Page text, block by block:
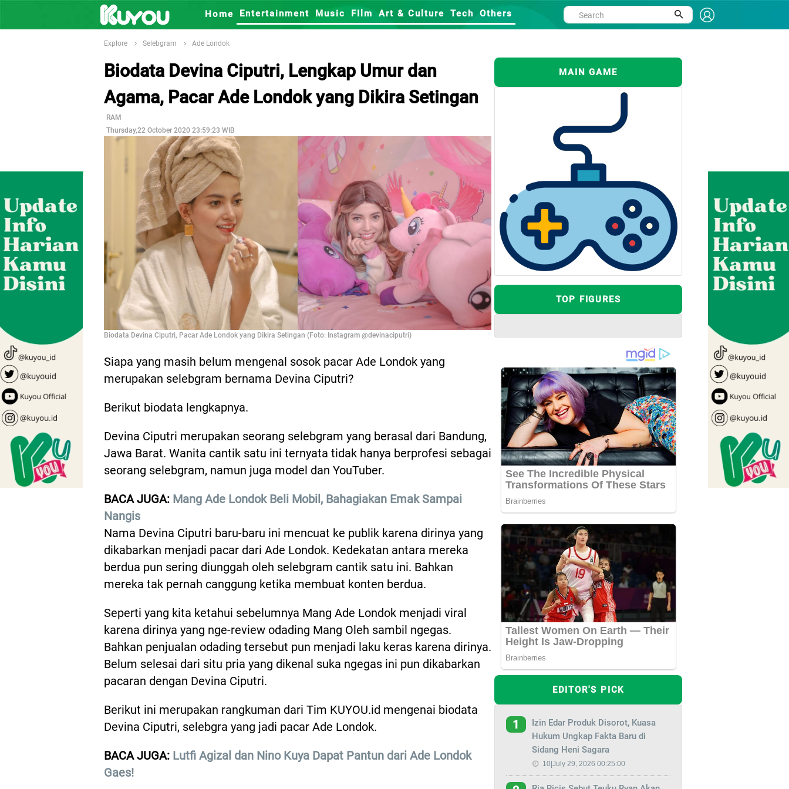
Home Entertainment Music FIlm Art & Culture Tech Others
Explore Selebgram Ade Londok
Biodata Devina Ciputri, Lengkap Umur dan
Agama, Pacar Ade Londok yang Dikira Setingan
RAM
Thursday,22 October 2020 23:59:23 WIB
Biodata Devina Ciputri, Pacar Ade Londok yang Dikira Setingan (Foto: Instagram @devinaciputri)
Siapa yang masih belum mengenal sosok pacar Ade Londok yang
merupakan selebgram bernama Devina Ciputri?
Berikut biodata lengkapnya.
Devina Ciputri merupakan seorang selebgram yang berasal dari Bandung,
Jawa Barat. Wanita cantik satu ini ternyata tidak hanya berprofesi sebagai
seorang selebgram, namun juga model dan YouTuber.
BACA JUGA: Mang Ade Londok Beli Mobil, Bahagiakan Emak Sampai
Nangis
Nama Devina Ciputri baru-baru ini mencuat ke publik karena dirinya yang
dikabarkan menjadi pacar dari Ade Londok. Kedekatan antara mereka
berdua pun sering diunggah oleh selebgram cantik satu ini. Bahkan
mereka tak pernah canggung ketika membuat konten berdua.
Seperti yang kita ketahui sebelumnya Mang Ade Londok menjadi viral
karena dirinya yang nge-review odading Mang Oleh sambil ngegas.
Bahkan penjualan odading tersebut pun menjadi laku keras karena dirinya.
Belum selesai dari situ pria yang dikenal suka ngegas ini pun dikabarkan
pacaran dengan Devina Ciputri.
Berikut ini merupakan rangkuman dari Tim KUYOU.id mengenai biodata
Devina Ciputri, selebgra yang jadi pacar Ade Londok.
BACA JUGA: Lutfi Agizal dan Nino Kuya Dapat Pantun dari Ade Londok
Gaes!
MAIN GAME
TOP FIGURES
EDITOR'S PICK
1
Izin Edar Produk Disorot, Kuasa
Hukum Ungkap Fakta Baru di
Sidang Heni Sagara
10|July 29, 2026 00:25:00